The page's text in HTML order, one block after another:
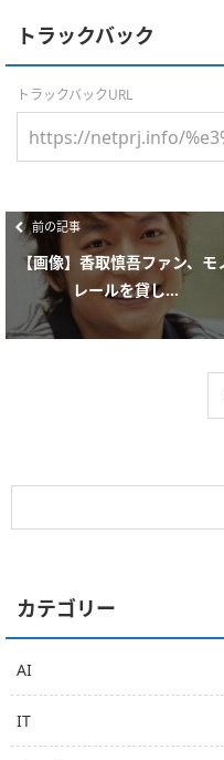
トラックバック
トラックバックURL
前の記事
【画像】香取慎吾ファン、モ
レールを貸し...
カテゴリー
AI
IT